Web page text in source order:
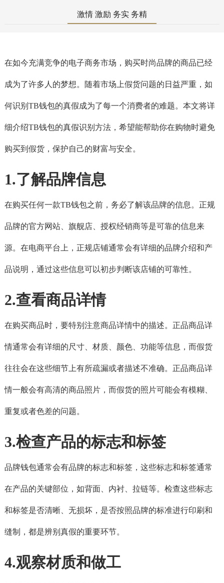
激情 激励 务实 务精
在如今充满竞争的电子商务市场，购买时尚品牌的商品已经
成为了许多人的梦想。随着市场上假货问题的日益严重，如
何识别TB钱包的真假成为了每一个消费者的难题。本文将详
细介绍TB钱包的真假识别方法，希望能帮助你在购物时避免
购买到假货，保护自己的财富与安全。
1.了解品牌信息
在购买任何一款TB钱包之前，务必了解该品牌的信息。正规
品牌的官方网站、旗舰店、授权经销商等是可靠的信息来
源。在电商平台上，正规店铺通常会有详细的品牌介绍和产
品说明，通过这些信息可以初步判断该店铺的可靠性。
2.查看商品详情
在购买商品时，要特别注意商品详情中的描述。正品商品详
情通常会有详细的尺寸、材质、颜色、功能等信息，而假货
往往会在这些细节上有所疏漏或者描述不准确。正品商品详
情一般会有高清的商品照片，而假货的照片可能会有模糊、
重复或者色差的问题。
3.检查产品的标志和标签
品牌钱包通常会有品牌的标志和标签，这些标志和标签通常
在产品的关键部位，如背面、内衬、拉链等。检查这些标志
和标签是否清晰、无损坏，是否按照品牌的标准进行印刷和
缝制，都是辨别真假的重要环节。
4.观察材质和做工